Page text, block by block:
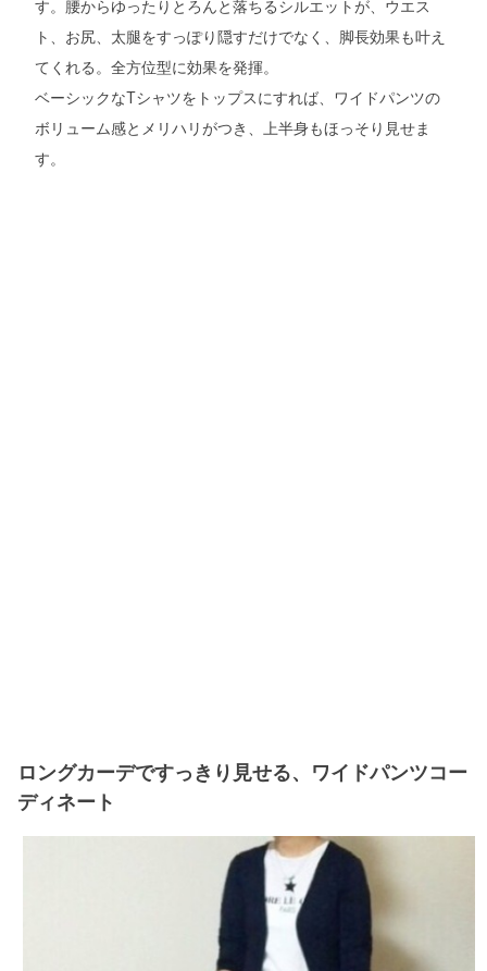
す。腰からゆったりとろんと落ちるシルエットが、ウエス
ト、お尻、太腿をすっぽり隠すだけでなく、脚長効果も叶え
てくれる。全方位型に効果を発揮。
ベーシックなTシャツをトップスにすれば、ワイドパンツの
ボリューム感とメリハリがつき、上半身もほっそり見せま
す。
ロングカーデですっきり見せる、ワイドパンツコー
ディネート